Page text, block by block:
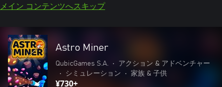
メイン コンテンツへスキップ
Astro Miner
QubicGames S.A. •
アクション & アドベンチャー
•
シミュレーション • 家族 & 子供
¥730+